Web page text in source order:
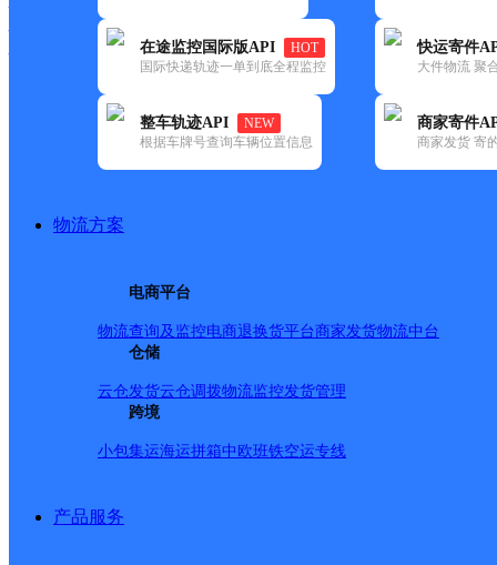
在途监控国际版API
HOT
国际快递轨迹一单到底全程监控
整车轨迹API
NEW
根据车牌号查询车辆位置信息
快运寄件
大件物流 聚
商家寄件
商家发货 寄
物流方案
电商平台
物流查询及监控电商退换货平台商家发货物流中台
仓储
云仓发货云仓调拨物流监控发货管理
跨境
小包集运海运拼箱中欧班铁空运专线
产品服务
网点筛选
已选
圆通速递(18) 韵达速递(85)
中通快递,新乡市,快递网
新乡封丘县
中通快递